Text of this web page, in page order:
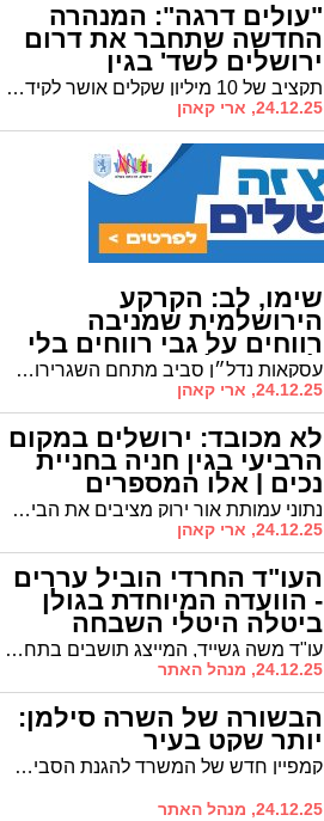
"עולים דרגה": המנהרה
החדשה שתחבר את דרום
ירושלים לשד' בגין
תקציב של 10 מיליון שקלים אושר לקידום התכנון • המיזם צפוי להקל על העומסים ולשפר את הנגישות לשכונות הדרום
24.12.25, ארי קאהן
שימו, לב: הקרקע
הירושלמית שמניבה
רווחים על גבי רווחים בלי
לעשות כלום עסקאות נדל״ן סביב מתחם השגרירות האמריקאית העתידית הניבו מאות מיליוני שקלים • יזמים ובעלי נכסים גרפו תשואות חריגות עוד בטרם החלה הבנייה
24.12.25, ארי קאהן
לא מכובד: ירושלים במקום
הרביעי בגין חניה בחניית
נכים | אלו המספרים
נתוני עמותת אור ירוק מציבים את הבירה במקום הרביעי בארץ • ברחבי ישראל נרשמו כמעט 8,000 דוחות בשנה • וכמה בירושלים?
24.12.25, ארי קאהן
העו"ד החרדי הוביל עררים
- הוועדה המיוחדת בגולן
ביטלה היטלי השבחה
מתושבים עו"ד משה גשייד, המייצג תושבים בתחום התכנון והבנייה, הוביל עררים שהביאו לביטול חיובי היטל השבחה. ההחלטה עשויה להשפיע גם על מקרים דומים ברחבי הארץ.
24.12.25, מנהל האתר
הבשורה של השרה סילמן:
יותר שקט בעיר
קמפיין חדש של המשרד להגנת הסביבה: תנו לישון בשקט!
24.12.25, מנהל האתר